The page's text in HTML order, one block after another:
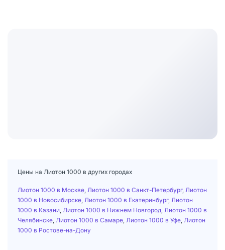
Цены на Лиотон 1000 в других городах
Лиотон 1000 в Москве Лиотон 1000 в Санкт-Петербург, Лиотон
1000 в Новосибирске Лиотон 1000 в Екатеринбург, Лиотон
1000 в Казани Лиотон 1000 в Нижнем Новгород Лиотон 1000 в
Челябинске Лиотон 1000 в Самаре Лиотон 1000 в Уфе Лиотон
1000 в Ростове-на-Дону